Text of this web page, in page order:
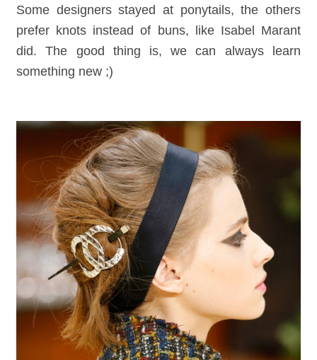
Some designers stayed at ponytails, the others
prefer knots instead of buns, like Isabel Marant
did. The good thing is, we can always learn
something new ;)